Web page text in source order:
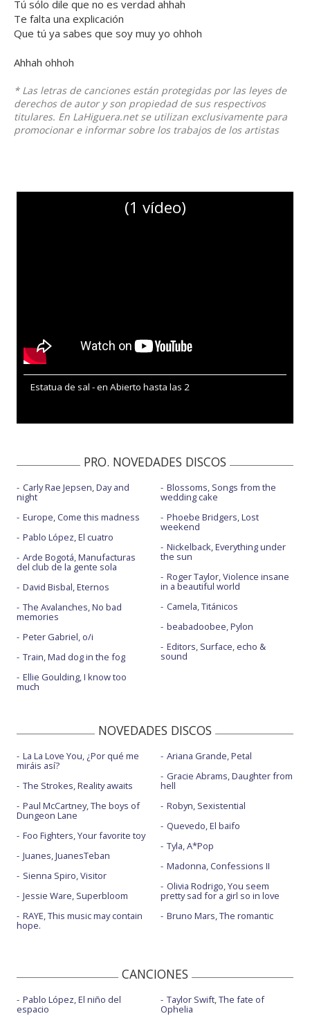
Tú sólo dile que no es verdad ahhah
Te falta una explicación
Que tú ya sabes que soy muy yo ohhoh
Ahhah ohhoh
* Las letras de canciones están protegidas por las leyes de
derechos de autor y son propiedad de sus respectivos
titulares. En LaHiguera.net se utilizan exclusivamente para
promocionar e informar sobre los trabajos de los artistas
(1 vídeo)
Estatua de sal - en Abierto hasta las 2
PRO. NOVEDADES DISCOS
Carly Rae Jepsen, Day and
night
Europe, Come this madness
Pablo López, El cuatro
Arde Bogotá, Manufacturas
del club de la gente sola
David Bisbal, Eternos
The Avalanches, No bad
memories
Peter Gabriel, o/i
Train, Mad dog in the fog
Ellie Goulding, I know too
much
Blossoms, Songs from the
wedding cake
Phoebe Bridgers, Lost
weekend
Nickelback, Everything under
the sun
Roger Taylor, Violence insane
in a beautiful world
Camela, Titánicos
beabadoobee, Pylon
Editors, Surface, echo &
sound
NOVEDADES DISCOS
La La Love You, ¿Por qué me
miráis así?
The Strokes, Reality awaits
Paul McCartney, The boys of
Dungeon Lane
Foo Fighters, Your favorite toy
Juanes, JuanesTeban
Sienna Spiro, Visitor
Jessie Ware, Superbloom
RAYE, This music may contain
hope.
Ariana Grande, Petal
Gracie Abrams, Daughter from
hell
Robyn, Sexistential
Quevedo, El baifo
Tyla, A*Pop
Madonna, Confessions II
Olivia Rodrigo, You seem
pretty sad for a girl so in love
Bruno Mars, The romantic
CANCIONES
Pablo López, El niño del
espacio
Taylor Swift, The fate of
Ophelia